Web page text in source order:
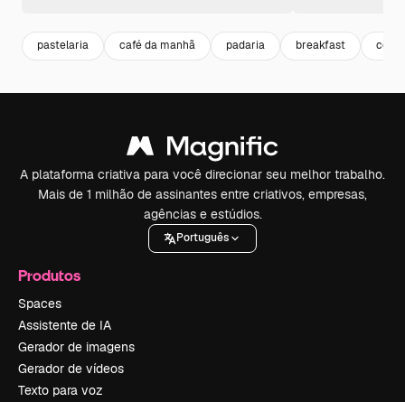
pastelaria café da manhã padaria breakfast
A plataforma criativa para você direcionar seu melhor trabalho.
Mais de 1 milhão de assinantes entre criativos, empresas,
agências e estúdios.
Português
Produtos
Spaces
Assistente de IA
Gerador de imagens
Gerador de vídeos
Texto para voz